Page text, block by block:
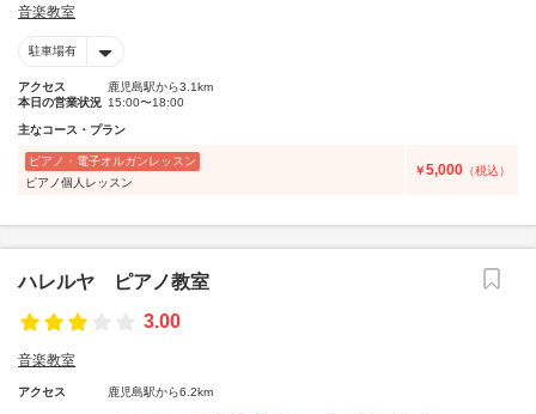
音楽教室
駐車場有
アクセス
鹿児島駅から3.1km
本日の営業状況 15:00〜18:00
主なコース・プラン
ピアノ・電子オルガンレッスン
ピアノ個人レッスン
￥5,000 （税込）
ハレルヤ ピアノ教室
3.00
音楽教室
アクセス 鹿児島駅から6.2km